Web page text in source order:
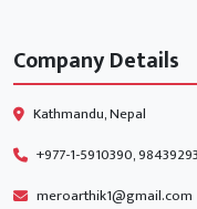
Company Details
Kathmandu, Nepal
+977-1-5910390,
meroarthik1@gmail.com